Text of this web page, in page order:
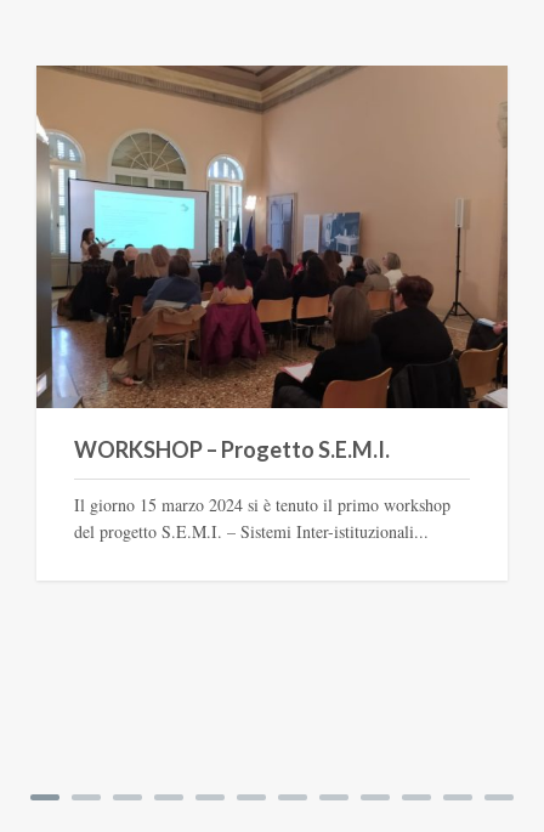
WORKSHOP – Progetto S.E.M.I.
Il giorno 15 marzo 2024 si è tenuto il primo workshop
del progetto S.E.M.I. – Sistemi Inter-istituzionali...